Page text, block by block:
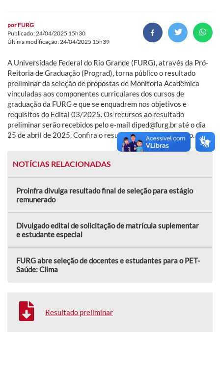
por FURG
Publicado: 24/04/2025 15h30
Última modificação: 24/04/2025 15h39
A Universidade Federal do Rio Grande (FURG), através da Pró-
Reitoria de Graduação (Prograd), torna público o resultado
preliminar da seleção de propostas de Monitoria Acadêmica
vinculadas aos componentes curriculares dos cursos de
graduação da FURG e que se enquadrem nos objetivos e
requisitos do Edital 03/2025. Os recursos ao resultado
preliminar serão recebidos pelo e-mail diped@furg.br até o dia
25 de abril de 2025. Confira o resultado preliminar abaixo.
NOTÍCIAS RELACIONADAS
Proinfra divulga resultado final de seleção para estágio
remunerado
Divulgado edital de solicitação de matrícula suplementar
e estudante especial
FURG abre seleção de docentes e estudantes para o PET-
Saúde: Clima
Resultado preliminar